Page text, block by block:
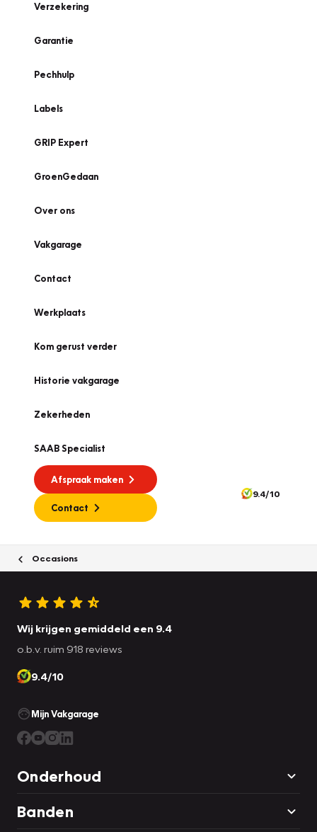
Verzekering
Garantie
Pechhulp
Labels
GRIP Expert
GroenGedaan
Over ons
Vakgarage
Contact
Werkplaats
Kom gerust verder
Historie vakgarage
Zekerheden
SAAB Specialist
Afspraak maken
Contact
9.4/10
Occasions
Wij krijgen gemiddeld een 9.4
o.b.v. ruim 918 reviews
9.4/10
Mijn Vakgarage
Onderhoud
Banden